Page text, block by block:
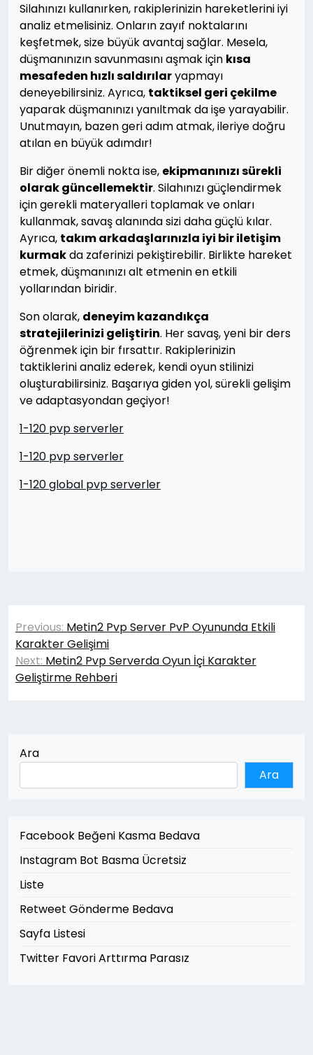
Silahınızı kullanırken, rakiplerinizin hareketlerini iyi
analiz etmelisiniz. Onların zayıf noktalarını
keşfetmek, size büyük avantaj sağlar. Mesela,
düşmanınızın savunmasını aşmak için kısa
mesafeden hızlı saldırılaryapmayı
deneyebilirsiniz. Ayrıca, taktiksel geri çekilme
yaparak düşmanınızı yanıltmak da işe yarayabilir.
Unutmayın, bazen geri adım atmak, ileriye doğru
atılan en büyük adımdır!
Bir diğer önemli nokta ise, ekipmanınızı sürekli
olarak güncellemektir. Silahınızı güçlendirmek
için gerekli materyalleri toplamak ve onları
kullanmak, savaş alanında sizi daha güçlü kılar.
Ayrıca, takım arkadaşlarınızla iyi bir iletişim
kurmakda zaferinizi pekiştirebilir. Birlikte hareket
etmek, düşmanınızı alt etmenin en etkili
yollarından biridir.
Son olarak, deneyim kazandıkça
stratejilerinizi geliştirin. Her savaş, yeni bir ders
öğrenmek için bir fırsattır. Rakiplerinizin
taktiklerini analiz ederek, kendi oyun stilinizi
oluşturabilirsiniz. Başarıya giden yol, sürekli gelişim
ve adaptasyondan geçiyor!
1-120 pvp serverler
1-120 pvp serverler
1-120 global pvp serverler
Yazı
gezinmesi
Previous: Metin2 Pvp Server PvP Oyununda Etkili
Karakter Gelişimi
Next: Metin2 Pvp Serverda Oyun İçi Karakter
Geliştirme Rehberi
Ara
Ara
Facebook Beğeni Kasma Bedava
Instagram Bot Basma Ücretsiz
Liste
Retweet Gönderme Bedava
Sayfa Listesi
Twitter Favori Arttırma Parasız